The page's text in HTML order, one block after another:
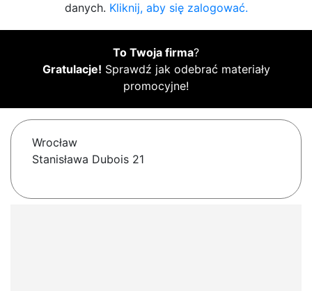
danych. Kliknij, aby się zalogować.
To Twoja firma?
Gratulacje! Sprawdź jak odebrać materiały
promocyjne!
Wrocław
Stanisława Dubois 21